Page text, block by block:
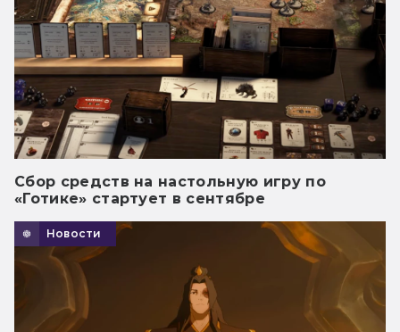
Сбор средств на настольную игру по
«Готике» стартует в сентябре
Новости